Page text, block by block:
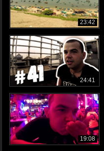
23:42
24:41
19:08